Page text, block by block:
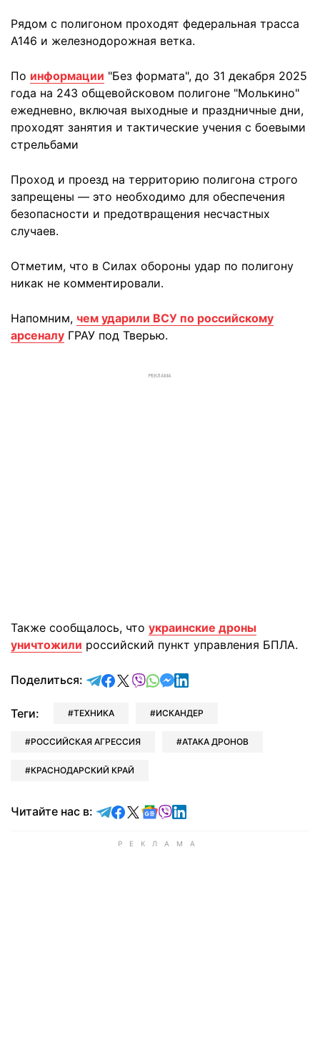
Рядом с полигоном проходят федеральная трасса
А146 и железнодорожная ветка.
По информации "Без формата", до 31 декабря 2025
года на 243 общевойсковом полигоне "Молькино"
ежедневно, включая выходные и праздничные дни,
проходят занятия и тактические учения с боевыми
стрельбами
Проход и проезд на территорию полигона строго
запрещены — это необходимо для обеспечения
безопасности и предотвращения несчастных
случаев.
Отметим, что в Силах обороны удар по полигону
никак не комментировали.
Напомним, чем ударили ВСУ по российскому
арсеналу ГРАУ под Тверью.
РЕКЛАМА
Также сообщалось, что украинские дроны
уничтожили российский пункт управления БПЛА.
Поделиться: отправить в Telegram
поделиться в Facebook
поделиться в X
отправить в Viber
отправить в Whatsapp
отправить в Messenger
отправить в LinkedIn
Теги: ТЕХНИКА ИСКАНДЕР
РОССИЙСКАЯ АГРЕССИЯ АТАКА ДРОНОВ
КРАСНОДАРСКИЙ КРАЙ
Читайте нас в: Читайте в Telegram
Читайте в Facebook
Читайте в X
Читайте в Google news
Читайте в Viber
Читайте в LinkedIn